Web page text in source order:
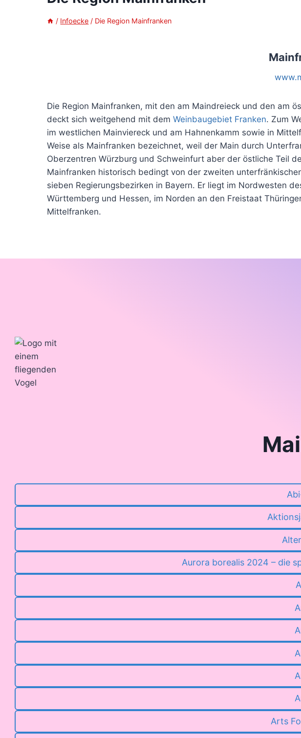
/ Infoecke / Die Region Mainfranken
Die Region Mainfranken, mit den am Maindreieck und den am
deckt sich weitgehend mit dem Weinbaugebiet Franken. Zum
im westlichen Mainviereck und am Hahnenkamm sowie in
Weise als Mainfranken bezeichnet, weil der Main durch
Oberzentren Würzburg und Schweinfurt aber der östliche Teil
Mainfranken historisch bedingt von der zweiten
sieben Regierungsbezirken in Bayern. Er liegt im Nordwesten
Württemberg und Hessen, im Norden an den Freistaat
Mittelfranken.
Aurora borealis 2024 – die
Arts